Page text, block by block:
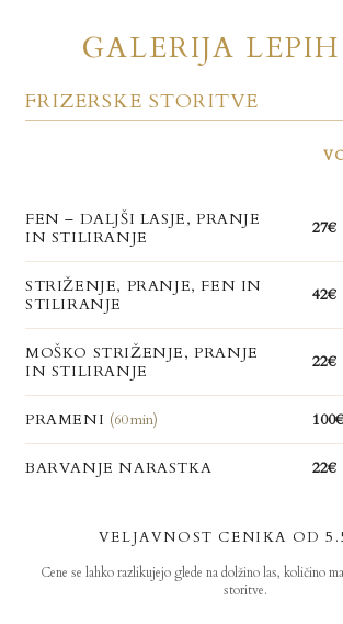
GALERIJA
FRIZERSKE STORITVE
FEN – DALJŠI LASJE, PRANJE
IN STILIRANJE
27€
STRIŽENJE, PRANJE, FEN IN
STILIRANJE
42€
MOŠKO STRIŽENJE, PRANJE
IN STILIRANJE
22€
PRAMENI (60 min) 100€
BARVANJE NARASTKA 22€
VELJAVNOST CENIKA OD
Cene se lahko razlikujejo glede na dolžino las, količino
storitve.